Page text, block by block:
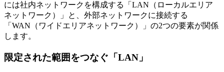
には社内ネットワークを構成する「LAN（ローカルエリア
ネットワーク）」と、外部ネットワークに接続する
「WAN（ワイドエリアネットワーク）」の2つの要素が関係
します。
限定された範囲をつなぐ「LAN」